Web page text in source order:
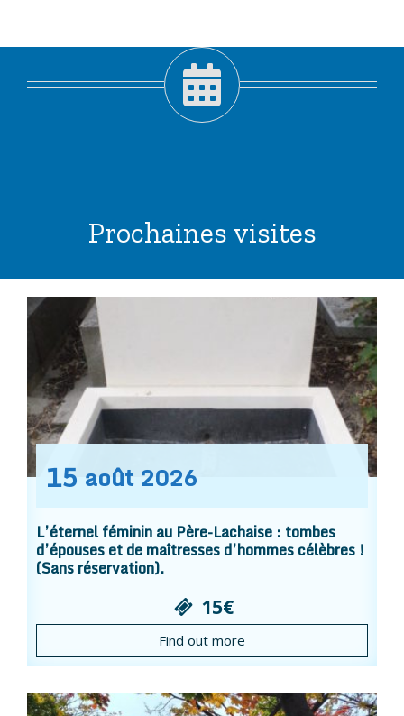
Prochaines visites
15 août 2026
L’éternel féminin au Père-Lachaise : tombes
d’épouses et de maîtresses d’hommes célèbres !
(Sans réservation).
15€
Find out more